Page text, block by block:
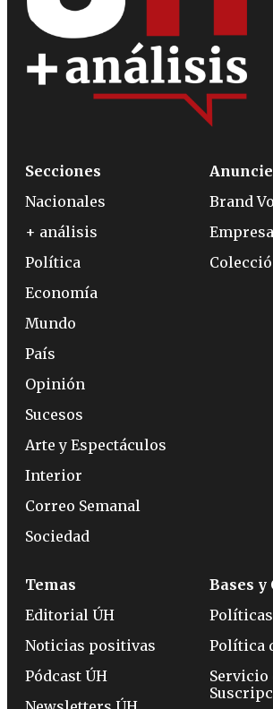
Secciones
Nacionales
+ análisis
Política
Economía
Mundo
País
Opinión
Sucesos
Arte y Espectáculos
Interior
Correo Semanal
Sociedad
Brand
Temas
Editorial ÚH
Noticias positivas
Pódcast ÚH
Bases y
Política
Servicio